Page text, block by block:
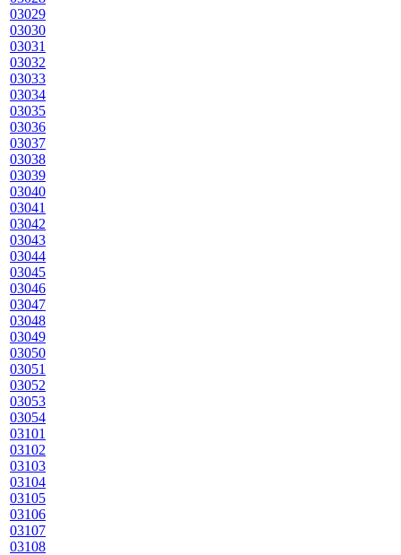
03029
03030
03031
03032
03033
03034
03035
03036
03037
03038
03039
03040
03041
03042
03043
03044
03045
03046
03047
03048
03049
03050
03051
03052
03053
03054
03101
03102
03103
03104
03105
03106
03107
03108